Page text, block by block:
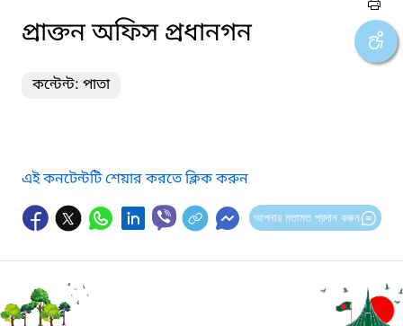
প্রাক্তন অফিস প্রধানগন
কন্টেন্ট: পাতা
এই কনটেন্টটি শেয়ার করতে ক্লিক করুন
আপনার মতামত প্রদান করুন